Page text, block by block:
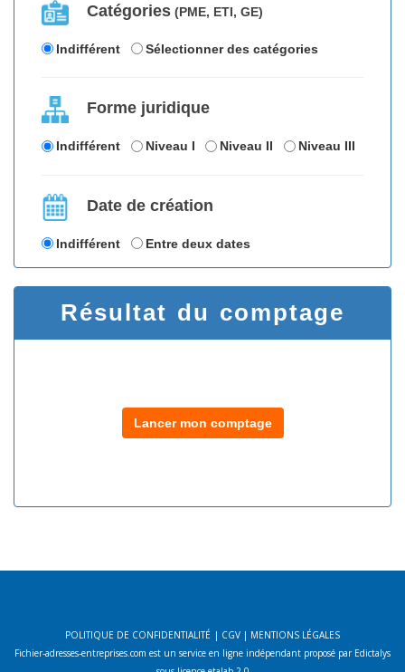
Catégories (PME, ETI, GE)
Indifférent Sélectionner des catégories
Forme juridique
Indifférent Niveau I Niveau II Niveau III
Date de création
Indifférent Entre deux dates
Résultat du comptage
Lancer mon comptage
POLITIQUE DE CONFIDENTIALITÉ | CGV | MENTIONS LÉGALES
Fichier-adresses-entreprises.com est un service en ligne indépendant proposé par Edictalys